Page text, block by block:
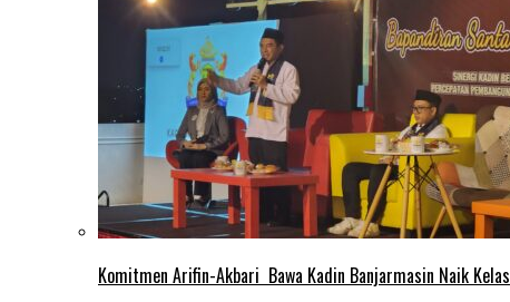
Komitmen Arifin-Akbari Bawa Kadin Banjarmasin Naik Kelas